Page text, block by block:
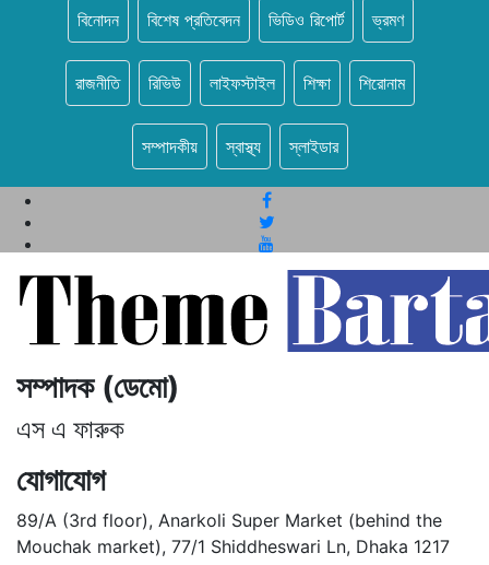
বিনোদন বিশেষ প্রতিবেদন ভিডিও রিপোর্ট ভ্রমণ
রাজনীতি রিভিউ লাইফস্টাইল শিক্ষা শিরোনাম
সম্পাদকীয় স্বাস্থ্য স্লাইডার
সম্পাদক (ডেমো)
এস এ ফারুক
যোগাযোগ
89/A (3rd floor), Anarkoli Super Market (behind the
Mouchak market), 77/1 Shiddheswari Ln, Dhaka 1217